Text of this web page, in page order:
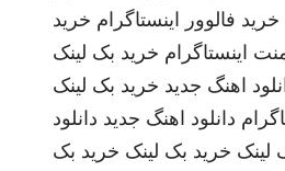
خرید فالوور اینستاگرام خرید
اینستاگرام خرید بک لینک
اهنگ جدید خرید بک لینک
دانلود اهنگ جدید دانلود
لینک خرید بک لینک خرید بک